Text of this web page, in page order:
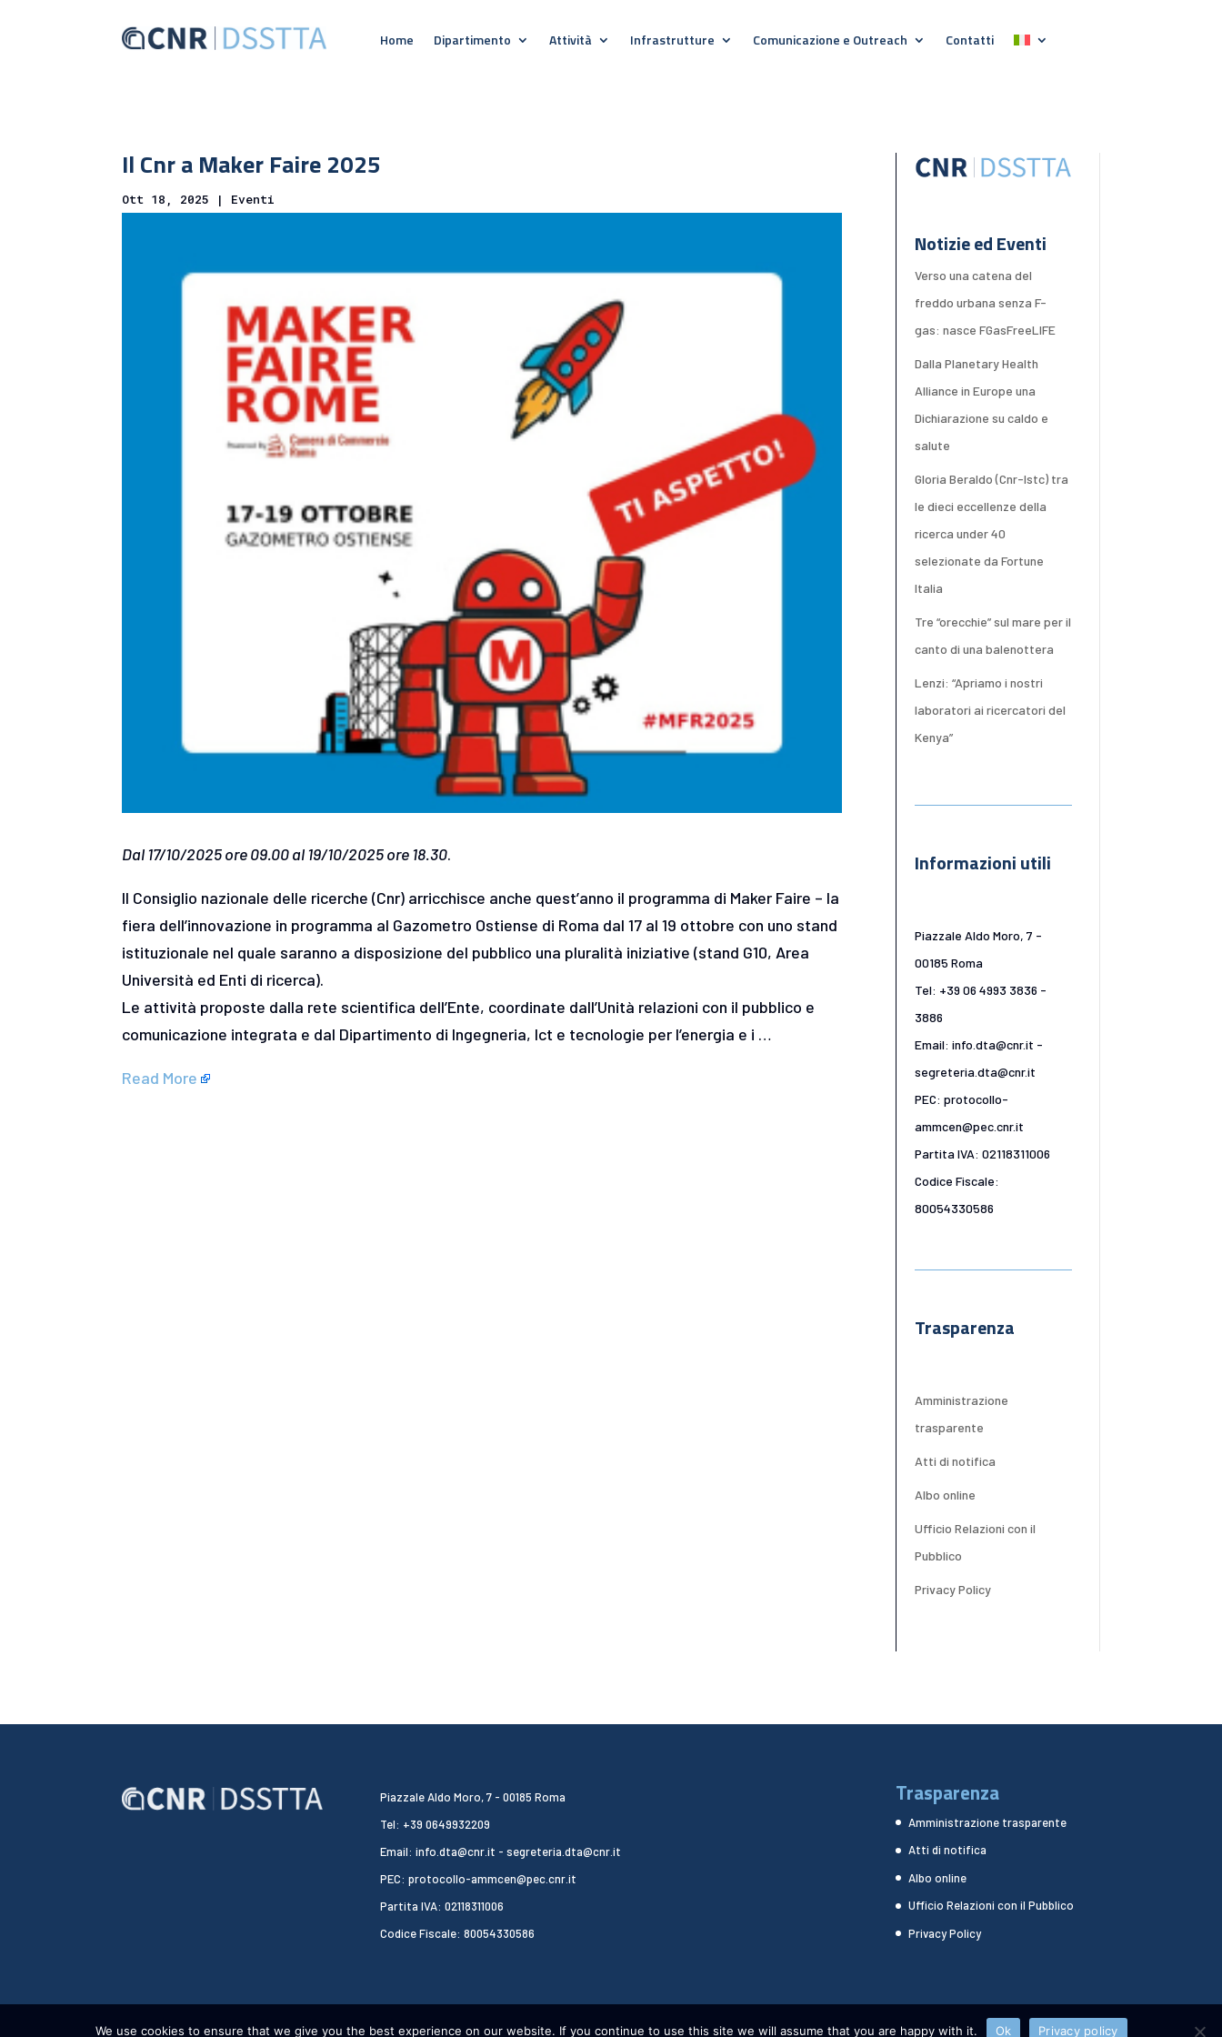
Home Dipartimento Attività Infrastrutture Comunicazione e Outreach Contatti
Il Cnr a Maker Faire 2025
Ott 18, 2025 | Eventi
Dal 17/10/2025 ore 09.00 al 19/10/2025 ore 18.30.
Il Consiglio nazionale delle ricerche (Cnr) arricchisce anche quest’anno il programma di Maker Faire – la
fiera dell’innovazione in programma al Gazometro Ostiense di Roma dal 17 al 19 ottobre con uno stand
istituzionale nel quale saranno a disposizione del pubblico una pluralità iniziative (stand G10, Area
Università ed Enti di ricerca).
Le attività proposte dalla rete scientifica dell’Ente, coordinate dall’Unità relazioni con il pubblico e
comunicazione integrata e dal Dipartimento di Ingegneria, Ict e tecnologie per l’energia e i …
Read More
Notizie ed Eventi
Verso una catena del
freddo urbana senza F-
gas: nasce FGasFreeLIFE
Dalla Planetary Health
Alliance in Europe una
Dichiarazione su caldo e
salute
Gloria Beraldo (Cnr-Istc) tra
le dieci eccellenze della
ricerca under 40
selezionate da Fortune
Italia
Tre “orecchie” sul mare per il
canto di una balenottera
Lenzi: “Apriamo i nostri
laboratori ai ricercatori del
Kenya”
Informazioni utili
Piazzale Aldo Moro, 7 -
00185 Roma
Tel: +39 06 4993 3836 -
3886
Email: info.dta@cnr.it -
segreteria.dta@cnr.it
PEC: protocollo-
ammcen@pec.cnr.it
Partita IVA: 02118311006
Codice Fiscale:
80054330586
Trasparenza
Amministrazione
trasparente
Atti di notifica
Albo online
Ufficio Relazioni con il
Pubblico
Privacy Policy
Piazzale Aldo Moro, 7 - 00185 Roma
Tel: +39 0649932209
Email: info.dta@cnr.it - segreteria.dta@cnr.it
PEC: protocollo-ammcen@pec.cnr.it
Partita IVA: 02118311006
Codice Fiscale: 80054330586
Trasparenza
Amministrazione trasparente
Atti di notifica
Albo online
Ufficio Relazioni con il Pubblico
Privacy Policy
CNR DSSTTA 2024 - WEBDESIGN:HEAP DESIGN
We use cookies to ensure that we give you the best experience on our website. If you continue to use this site we will assume that you are happy with it. Ok Privacy policy